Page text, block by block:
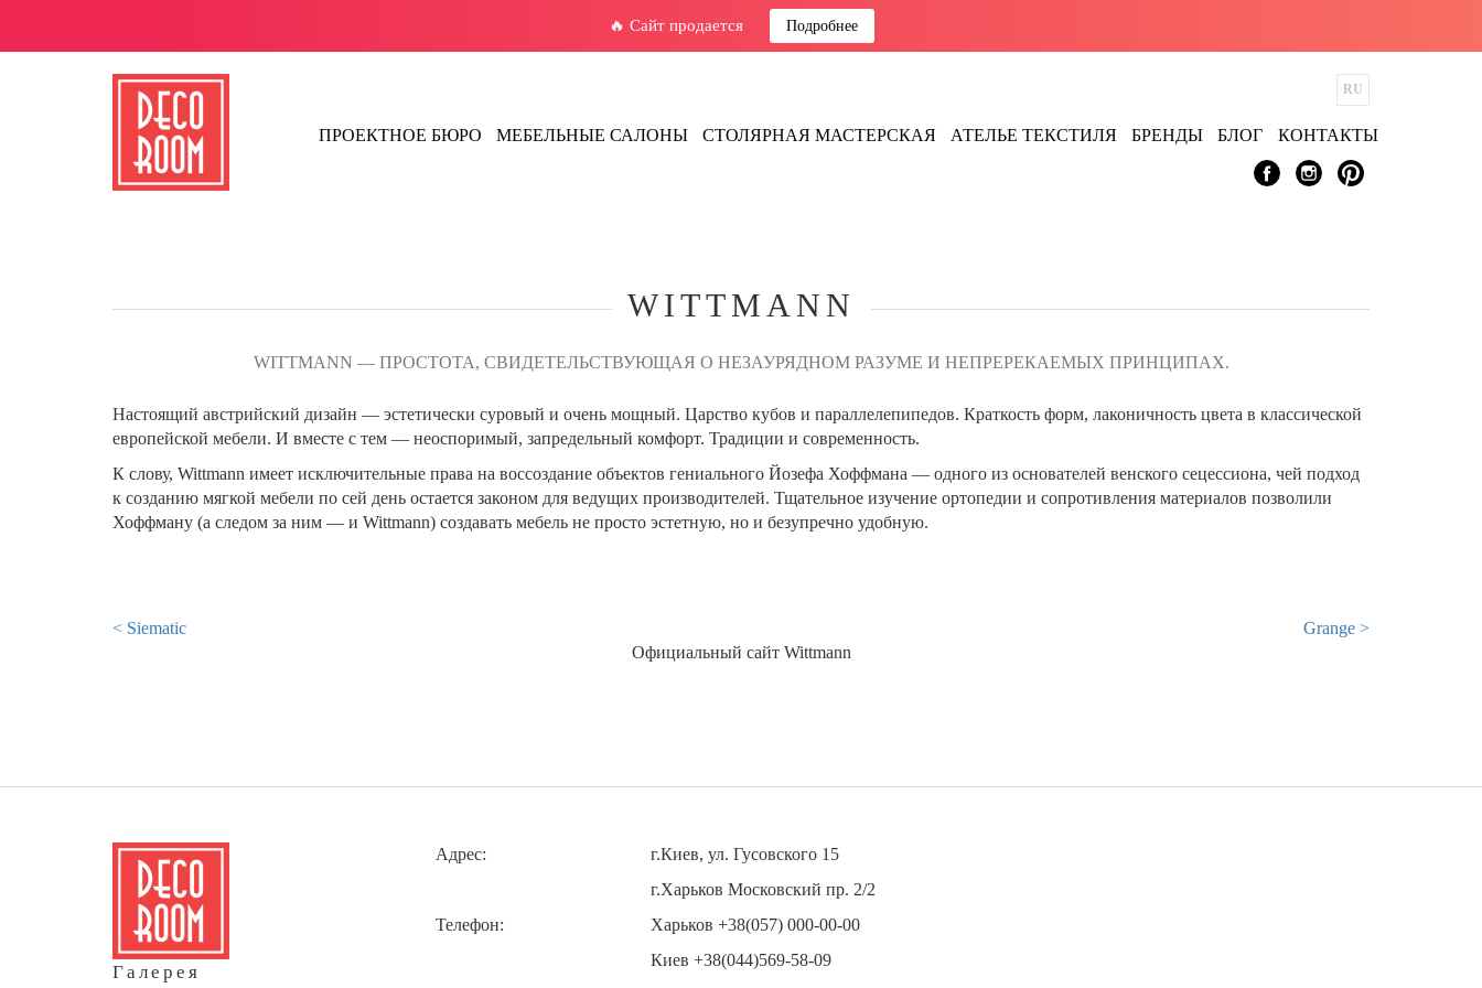
🔥 Сайт продается Подробнее
ПРОЕКТНОЕ БЮРО МЕБЕЛЬНЫЕ САЛОНЫ СТОЛЯРНАЯ МАСТЕРСКАЯ АТЕЛЬЕ ТЕКСТИЛЯ БРЕНДЫ БЛОГ КОНТАКТЫ
WITTMANN
WITTMANN — ПРОСТОТА, СВИДЕТЕЛЬСТВУЮЩАЯ О НЕЗАУРЯДНОМ РАЗУМЕ И НЕПРЕРЕКАЕМЫХ ПРИНЦИПАХ.
Настоящий австрийский дизайн — эстетически суровый и очень мощный. Царство кубов и параллелепипедов. Краткость форм, лаконичность цвета в классической
европейской мебели. И вместе с тем — неоспоримый, запредельный комфорт. Традиции и современность.
К слову, Wittmann имеет исключительные права на воссоздание объектов гениального Йозефа Хоффмана — одного из основателей венского сецессиона, чей подход
к созданию мягкой мебели по сей день остается законом для ведущих производителей. Тщательное изучение ортопедии и сопротивления материалов позволили
Хоффману (а следом за ним — и Wittmann) создавать мебель не просто эстетную, но и безупречно удобную.
< Siematic
Grange >
Официальный сайт Wittmann
Галерея
Адрес:
г.Киев, ул. Гусовского 15
г.Харьков Московский пр. 2/2
Телефон:
Харьков +38(057) 000-00-00
Киев +38(044)569-58-09